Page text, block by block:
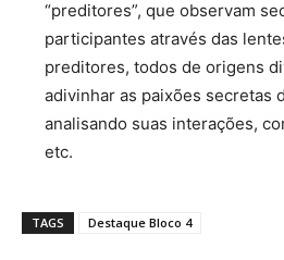
“preditores”, que observam
participantes através das
preditores, todos de origens
adivinhar as paixões secretas
analisando suas interações,
etc.
TAGS Destaque Bloco 4